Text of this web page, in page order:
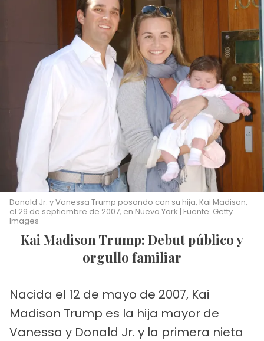
Donald Jr. y Vanessa Trump posando con su hija, Kai Madison,
el 29 de septiembre de 2007, en Nueva York | Fuente: Getty
Images
Kai Madison Trump: Debut público y
orgullo familiar
Nacida el 12 de mayo de 2007, Kai
Madison Trump es la hija mayor de
Vanessa y Donald Jr. y la primera nieta